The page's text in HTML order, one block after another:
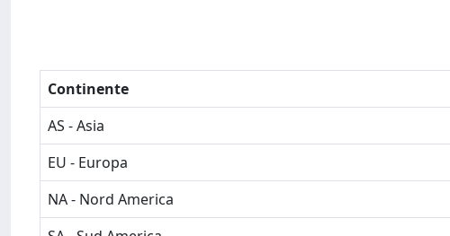
Continente
AS - Asia
EU - Europa
NA - Nord America